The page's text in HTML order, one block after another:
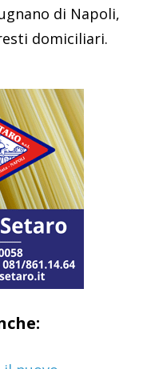
di Napoli,
domiciliari.